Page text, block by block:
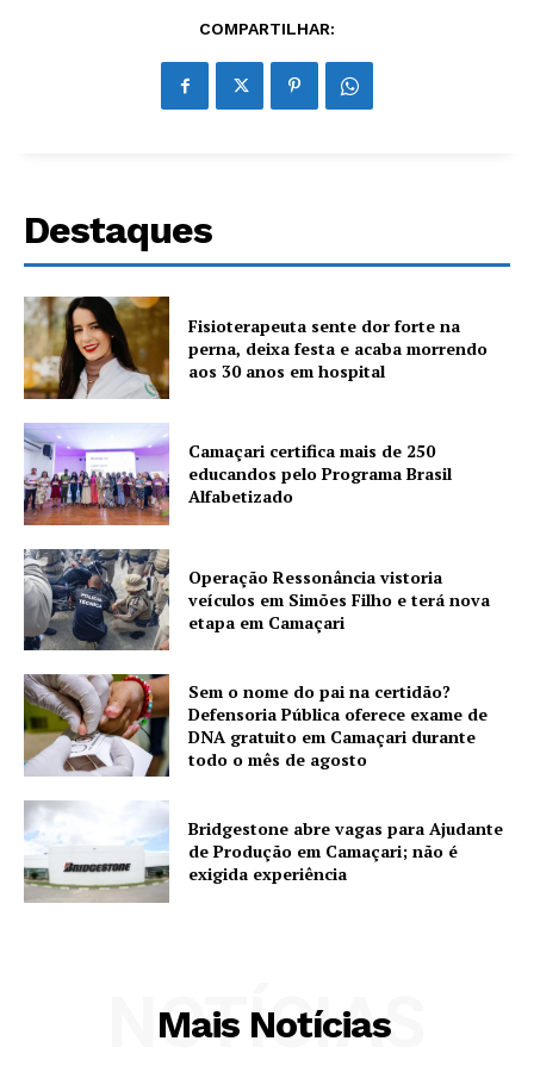
COMPARTILHAR:
Destaques
Fisioterapeuta sente dor forte na
perna, deixa festa e acaba morrendo
aos 30 anos em hospital
Camaçari certifica mais de 250
educandos pelo Programa Brasil
Alfabetizado
Operação Ressonância vistoria
veículos em Simões Filho e terá nova
etapa em Camaçari
Sem o nome do pai na certidão?
Defensoria Pública oferece exame de
DNA gratuito em Camaçari durante
todo o mês de agosto
Bridgestone abre vagas para Ajudante
de Produção em Camaçari; não é
exigida experiência
Mais Notícias
NOTÍCIAS